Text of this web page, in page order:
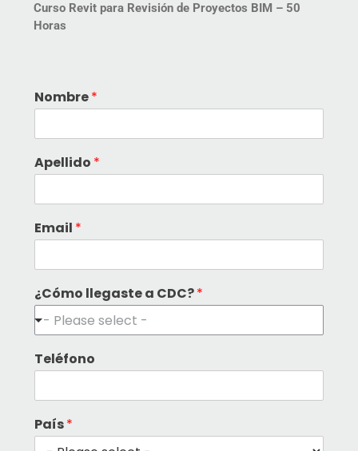
Curso Revit para Revisión de Proyectos BIM – 50
Horas
Nombre*
Apellido *
Email *
¿Cómo llegaste a CDC?*
- Please select -
Teléfono
País*